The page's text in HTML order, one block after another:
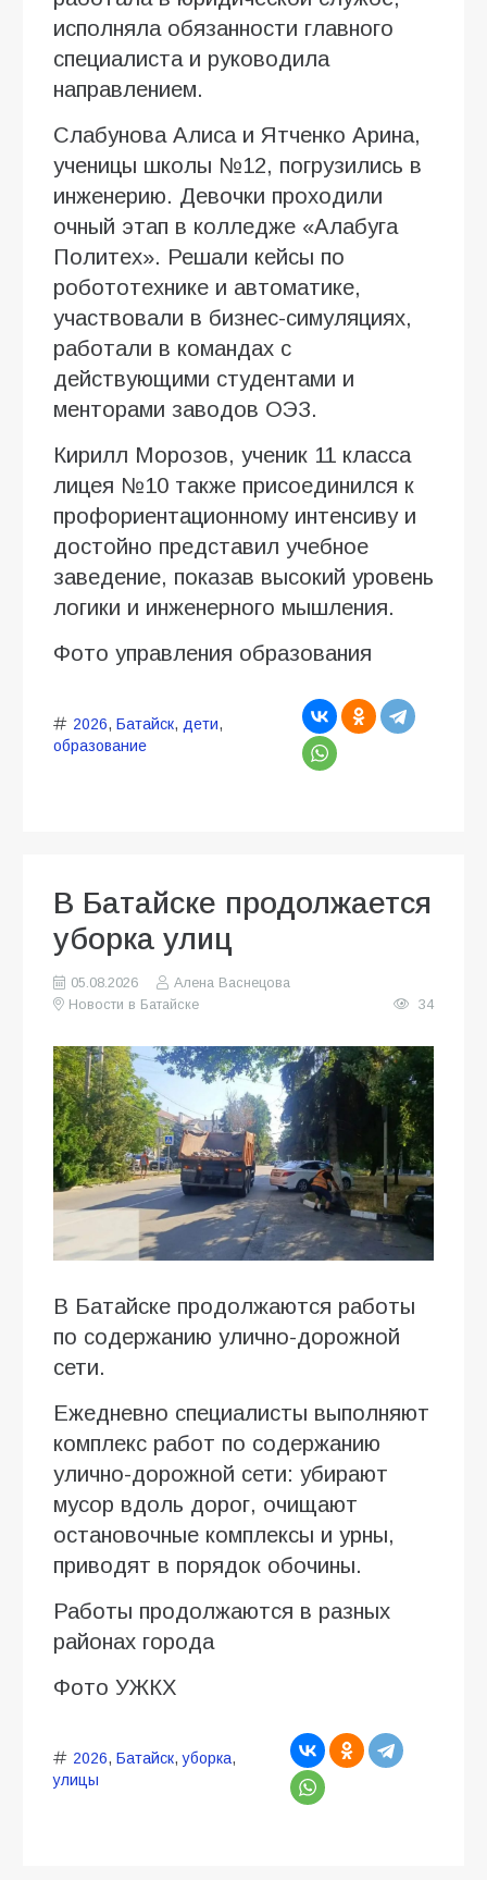
исполняла обязанности главного
специалиста и руководила
направлением.
Слабунова Алиса и Ятченко Арина,
ученицы школы №12, погрузились в
инженерию. Девочки проходили
очный этап в колледже «Алабуга
Политех». Решали кейсы по
робототехнике и автоматике,
участвовали в бизнес-симуляциях,
работали в командах с
действующими студентами и
менторами заводов ОЭЗ.
Кирилл Морозов, ученик 11 класса
лицея №10 также присоединился к
профориентационному интенсиву и
достойно представил учебное
заведение, показав высокий уровень
логики и инженерного мышления.
Фото управления образования
2026, Батайск, дети,
образование
В Батайске продолжается
уборка улиц
05.08.2026
Алена Васнецова
Новости в Батайске
34
В Батайске продолжаются работы
по содержанию улично-дорожной
сети.
Ежедневно специалисты выполняют
комплекс работ по содержанию
улично-дорожной сети: убирают
мусор вдоль дорог, очищают
остановочные комплексы и урны,
приводят в порядок обочины.
Работы продолжаются в разных
районах города
Фото УЖКХ
2026, Батайск,уборка,
улицы